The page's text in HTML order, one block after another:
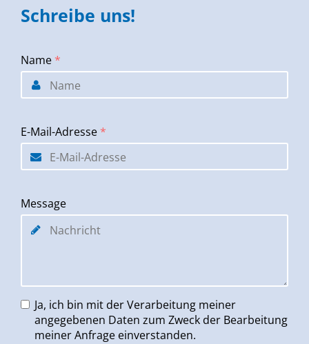
Schreibe uns!
Name *
E-Mail-Adresse *
Message
Ja, ich bin mit der Verarbeitung meiner
angegebenen Daten zum Zweck der Bearbeitung
meiner Anfrage einverstanden.